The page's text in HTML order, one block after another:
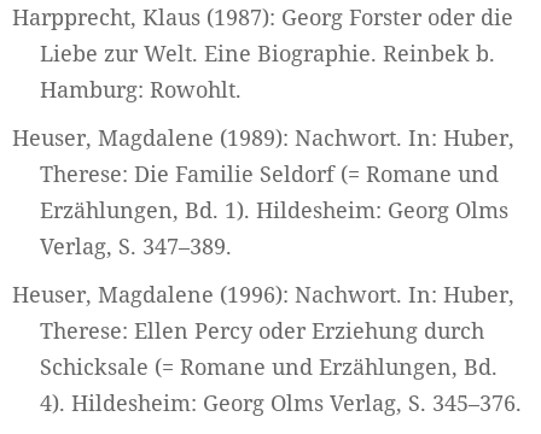
Harpprecht, Klaus (1987): Georg Forster oder die
Liebe zur Welt. Eine Biographie. Reinbek b.
Hamburg: Rowohlt.
Heuser, Magdalene (1989): Nachwort. In: Huber,
Therese: Die Familie Seldorf (= Romane und
Erzählungen, Bd. 1). Hildesheim: Georg Olms
Verlag, S. 347–389.
Heuser, Magdalene (1996): Nachwort. In: Huber,
Therese: Ellen Percy oder Erziehung durch
Schicksale (= Romane und Erzählungen, Bd.
4). Hildesheim: Georg Olms Verlag, S. 345–376.